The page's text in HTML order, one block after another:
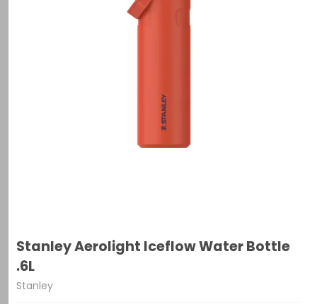
Stanley Aerolight Iceflow Water Bottle
.6L
Stanley